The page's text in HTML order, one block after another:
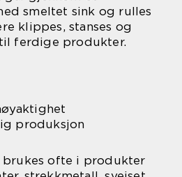
smeltet sink og rulles
klippes, stanses og
ferdige produkter.
produksjon
brukes ofte i produkter